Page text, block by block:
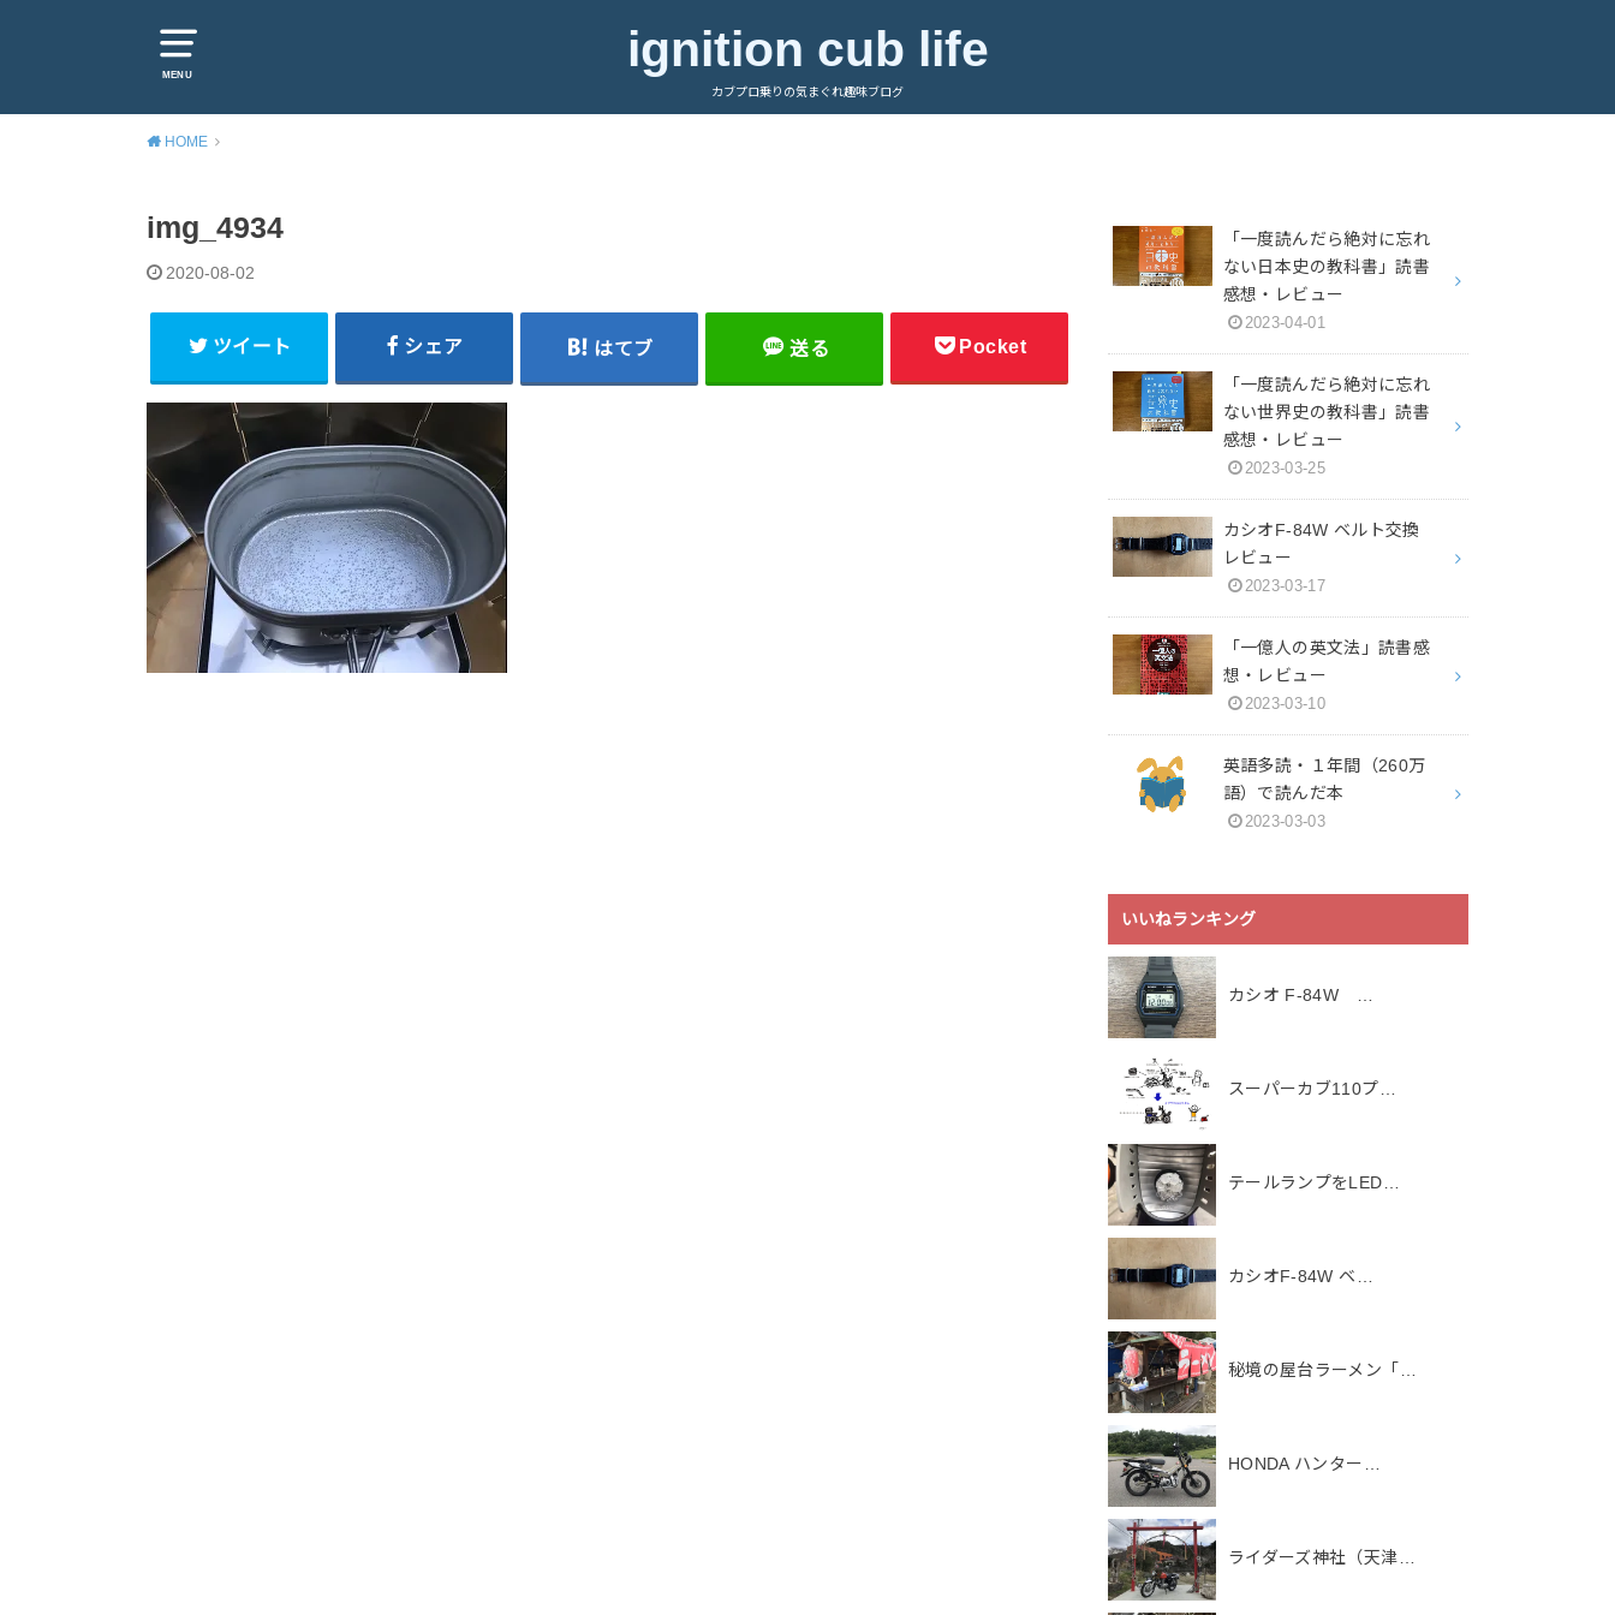
MENU ignition cub life
カブプロ乗りの気まぐれ趣味ブログ
HOME
img_4934
2020-08-02
ツイート シェア はてブ 送る Pocket
「一度読んだら絶対に忘れ
ない日本史の教科書」読書
感想・レビュー
2023-04-01
「一度読んだら絶対に忘れ
ない世界史の教科書」読書
感想・レビュー
2023-03-25
カシオF-84W ベルト交換
レビュー
2023-03-17
「一億人の英文法」読書感
想・レビュー
2023-03-10
英語多読・１年間（260万
語）で読んだ本
2023-03-03
いいねランキング
カシオ F-84W …
スーパーカブ110プ…
テールランプをLED…
カシオF-84W ベ…
秘境の屋台ラーメン「…
HONDA ハンター…
ライダーズ神社（天津…